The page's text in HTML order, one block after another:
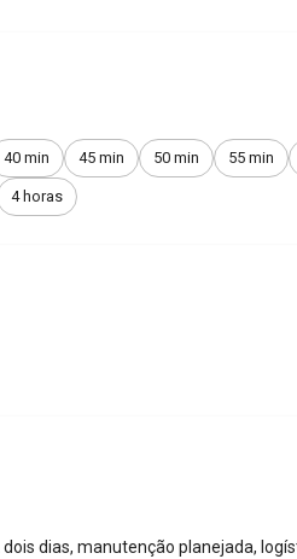
40 min 45 min 50 min 55 min
4 horas
dias, manutenção planejada,